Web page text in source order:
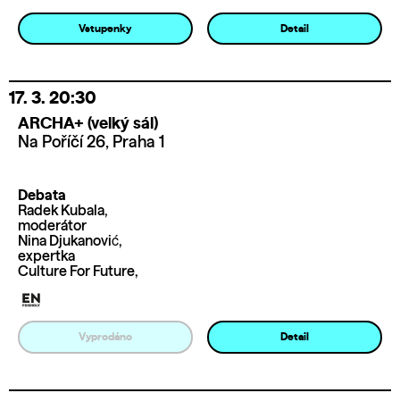
Vstupenky Detail
17. 3. 20:30
ARCHA+ (velký sál)
Na Poříčí 26, Praha 1
Debata
Radek Kubala,
moderátor
Nina Djukanović,
expertka
Culture For Future,
Vyprodáno Detail